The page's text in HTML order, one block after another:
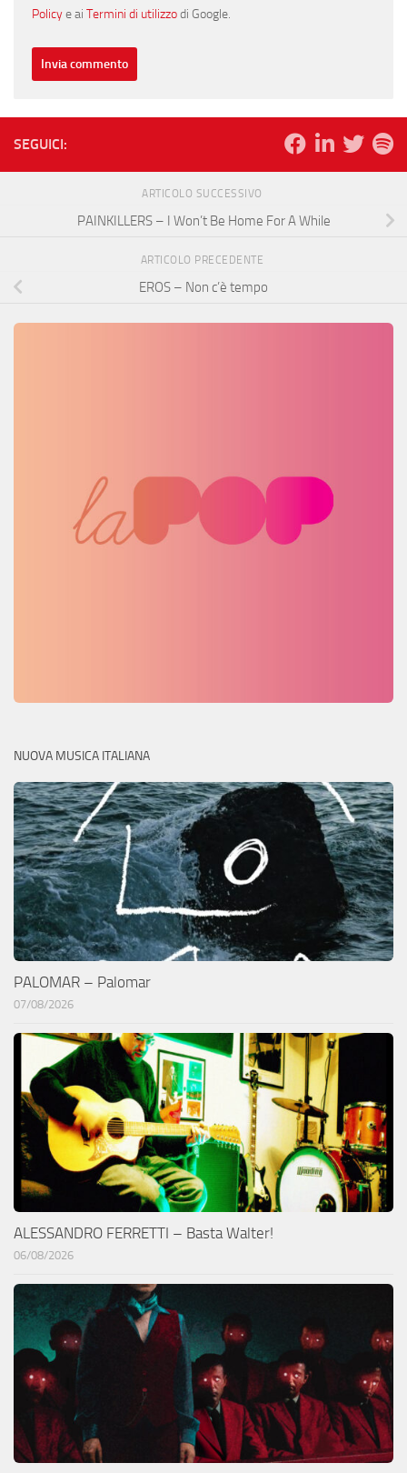
Policye ai Termini di utilizzodi Google.
SEGUICI:
ARTICOLO SUCCESSIVO
PAINKILLERS – I Won’t Be Home For A While
ARTICOLO PRECEDENTE
EROS – Non c’è tempo
NUOVA MUSICA ITALIANA
PALOMAR – Palomar
07/08/2026
ALESSANDRO FERRETTI – Basta Walter!
06/08/2026